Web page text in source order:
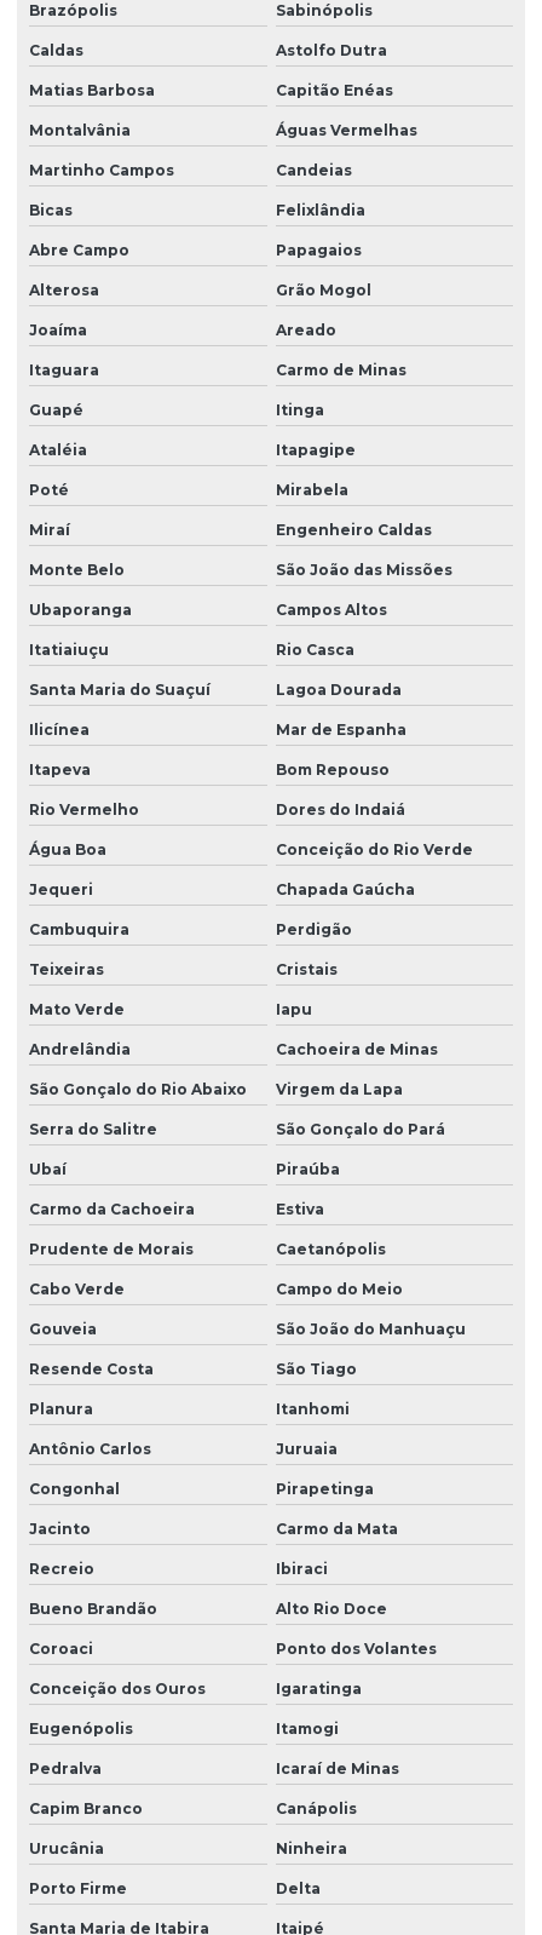
Brazópolis Sabinópolis
Caldas Astolfo Dutra
Matias Barbosa Capitão Enéas
Montalvânia Águas Vermelhas
Martinho Campos Candeias
Bicas Felixlândia
Abre Campo Papagaios
Alterosa Grão Mogol
Joaíma Areado
Itaguara Carmo de Minas
Guapé Itinga
Ataléia Itapagipe
Poté Mirabela
Miraí Engenheiro Caldas
Monte Belo São João das Missões
Ubaporanga Campos Altos
Itatiaiuçu Rio Casca
Santa Maria do Suaçuí Lagoa Dourada
Ilicínea Mar de Espanha
Itapeva Bom Repouso
Rio Vermelho Dores do Indaiá
Água Boa Conceição do Rio Verde
Jequeri Chapada Gaúcha
Cambuquira Perdigão
Teixeiras Cristais
Mato Verde Iapu
Andrelândia Cachoeira de Minas
São Gonçalo do Rio Abaixo Virgem da Lapa
Serra do Salitre São Gonçalo do Pará
Ubaí Piraúba
Carmo da Cachoeira Estiva
Prudente de Morais Caetanópolis
Cabo Verde Campo do Meio
Gouveia São João do Manhuaçu
Resende Costa São Tiago
Planura Itanhomi
Antônio Carlos Juruaia
Congonhal Pirapetinga
Jacinto Carmo da Mata
Recreio Ibiraci
Bueno Brandão Alto Rio Doce
Coroaci Ponto dos Volantes
Conceição dos Ouros Igaratinga
Eugenópolis Itamogi
Pedralva Icaraí de Minas
Capim Branco Canápolis
Urucânia Ninheira
Porto Firme Delta
Santa Maria de Itabira Itaipé